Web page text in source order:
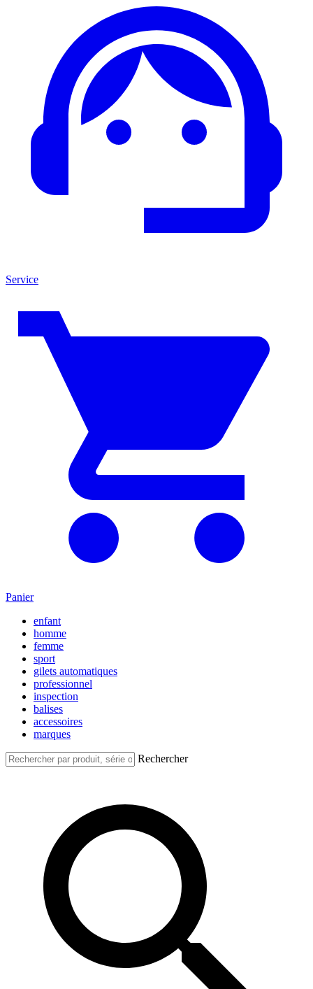
Service
Panier
enfant
homme
femme
sport
gilets automatiques
professionnel
inspection
balises
accessoires
marques
Rechercher